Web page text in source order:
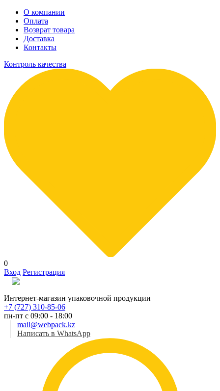
О компании
Оплата
Возврат товара
Доставка
Контакты
Контроль качества
0
Вход Регистрация
Интернет-магазин упаковочной продукции
+7 (727) 310-85-06
пн-пт с 09:00 - 18:00
mail@webpack.kz
Написать в WhatsApp